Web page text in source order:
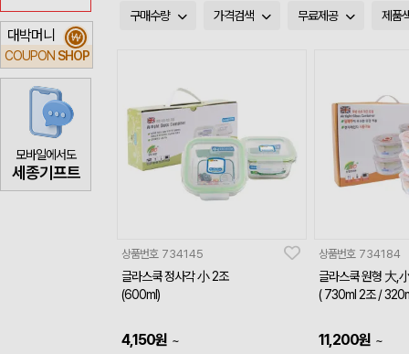
대박머니
COUPON SHOP
₩
모바일에서도
세종기프트
구매수량 가격검색 무료제공 제품
상품번호 734145
글라스쿡 정사각 小 2조
(600ml)
4,150원 ~
상품번호 734184
글라스쿡 원형 大,
( 730ml 2조 /
11,200원 ~